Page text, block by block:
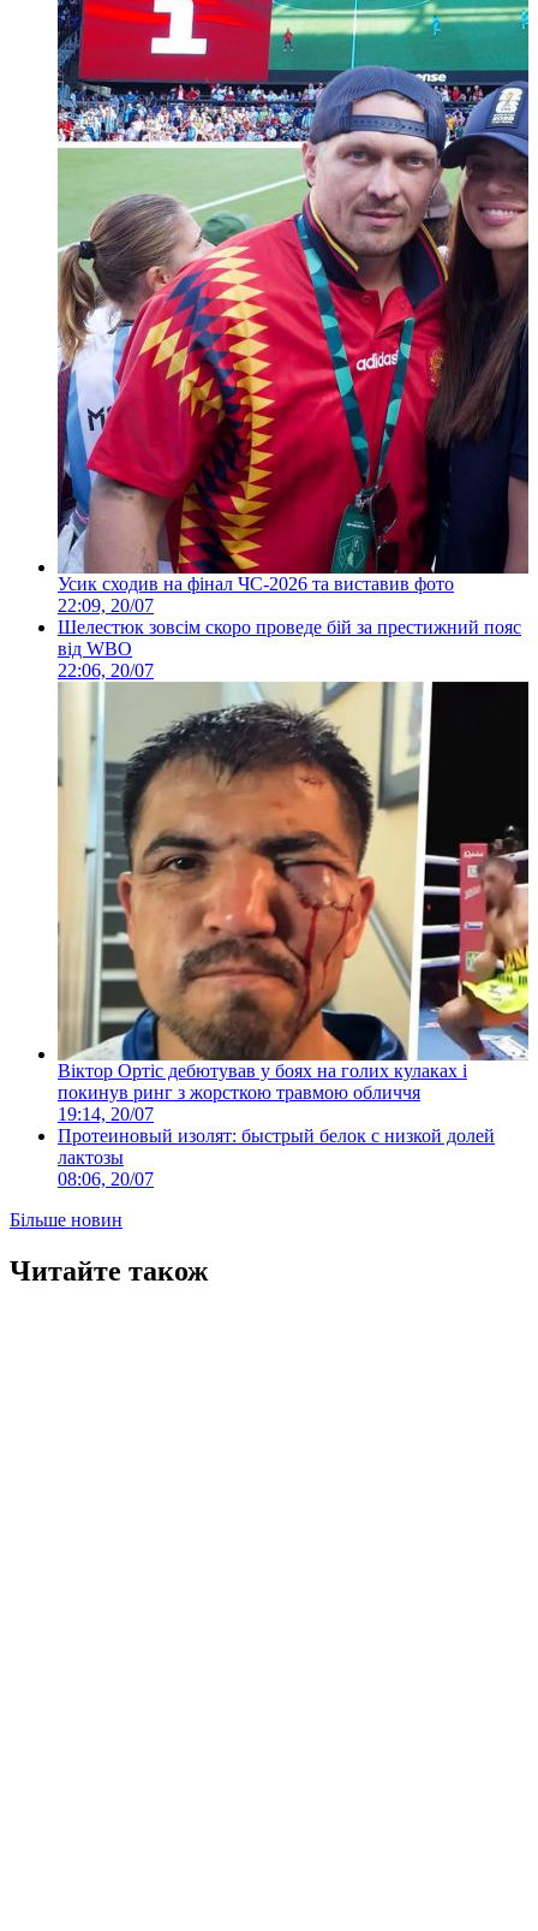
Усик сходив на фінал ЧС-2026 та виставив фото
22:09, 20/07
Шелестюк зовсім скоро проведе бій за престижний пояс
від WBO
22:06, 20/07
Віктор Ортіс дебютував у боях на голих кулаках і
покинув ринг з жорсткою травмою обличчя
19:14, 20/07
Протеиновый изолят: быстрый белок с низкой долей
лактозы
08:06, 20/07
Більше новин
Читайте також